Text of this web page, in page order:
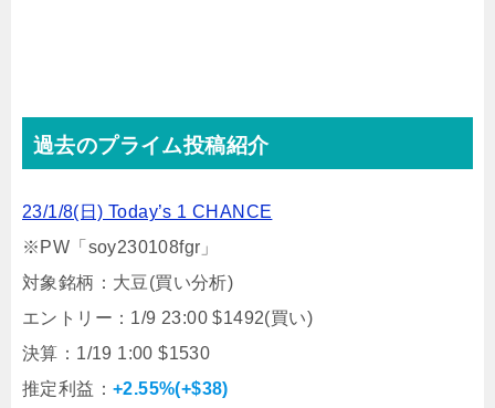
過去のプライム投稿紹介
23/1/8(日) Today’s 1 CHANCE
※PW「soy230108fgr」
対象銘柄：大豆(買い分析)
エントリー：1/9 23:00 $1492(買い)
決算：1/19 1:00 $1530
推定利益： +2.55%(+$38)